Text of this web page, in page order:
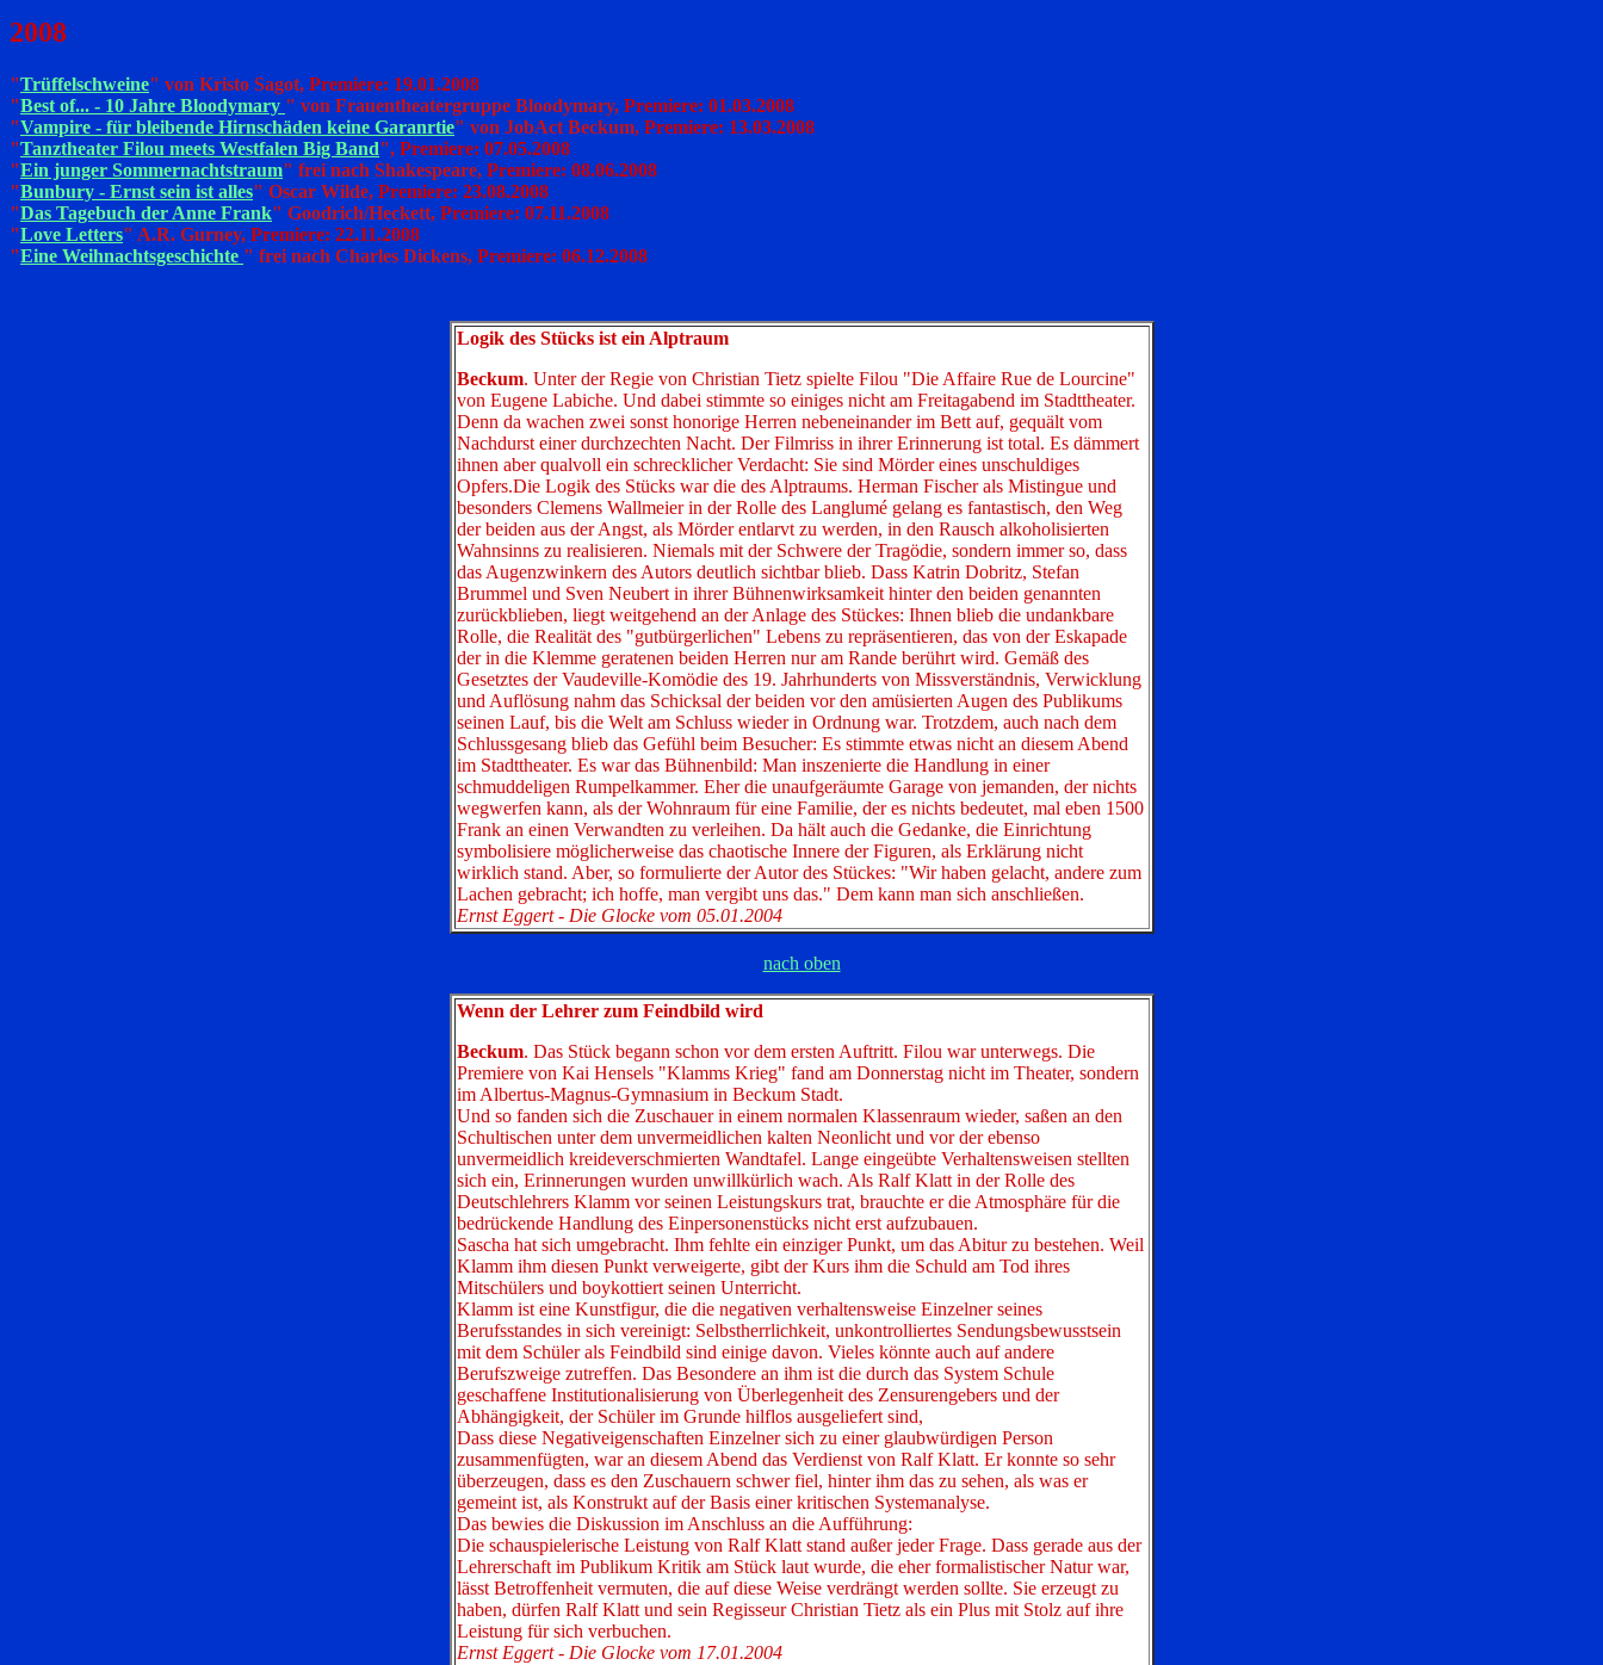
2008
"Trüffelschweine" von Kristo Sagot, Premiere: 19.01.2008
"Best of... - 10 Jahre Bloodymary " von Frauentheatergruppe Bloodymary, Premiere: 01.03.2008
"Vampire - für bleibende Hirnschäden keine Garanrtie" von JobAct Beckum, Premiere: 13.03.2008
"Tanztheater Filou meets Westfalen Big Band", Premiere: 07.05.2008
"Ein junger Sommernachtstraum" frei nach Shakespeare, Premiere: 08.06.2008
"Bunbury - Ernst sein ist alles" Oscar Wilde, Premiere: 23.08.2008
"Das Tagebuch der Anne Frank" Goodrich/Heckett, Premiere: 07.11.2008
"Love Letters" A.R. Gurney, Premiere: 22.11.2008
"Eine Weihnachtsgeschichte " frei nach Charles Dickens, Premiere: 06.12.2008
Logik des Stücks ist ein Alptraum
Beckum. Unter der Regie von Christian Tietz spielte Filou "Die Affaire Rue de Lourcine"
von Eugene Labiche. Und dabei stimmte so einiges nicht am Freitagabend im Stadttheater.
Denn da wachen zwei sonst honorige Herren nebeneinander im Bett auf, gequält vom
Nachdurst einer durchzechten Nacht. Der Filmriss in ihrer Erinnerung ist total. Es dämmert
ihnen aber qualvoll ein schrecklicher Verdacht: Sie sind Mörder eines unschuldiges
Opfers.Die Logik des Stücks war die des Alptraums. Herman Fischer als Mistingue und
besonders Clemens Wallmeier in der Rolle des Langlumé gelang es fantastisch, den Weg
der beiden aus der Angst, als Mörder entlarvt zu werden, in den Rausch alkoholisierten
Wahnsinns zu realisieren. Niemals mit der Schwere der Tragödie, sondern immer so, dass
das Augenzwinkern des Autors deutlich sichtbar blieb. Dass Katrin Dobritz, Stefan
Brummel und Sven Neubert in ihrer Bühnenwirksamkeit hinter den beiden genannten
zurückblieben, liegt weitgehend an der Anlage des Stückes: Ihnen blieb die undankbare
Rolle, die Realität des "gutbürgerlichen" Lebens zu repräsentieren, das von der Eskapade
der in die Klemme geratenen beiden Herren nur am Rande berührt wird. Gemäß des
Gesetztes der Vaudeville-Komödie des 19. Jahrhunderts von Missverständnis, Verwicklung
und Auflösung nahm das Schicksal der beiden vor den amüsierten Augen des Publikums
seinen Lauf, bis die Welt am Schluss wieder in Ordnung war. Trotzdem, auch nach dem
Schlussgesang blieb das Gefühl beim Besucher: Es stimmte etwas nicht an diesem Abend
im Stadttheater. Es war das Bühnenbild: Man inszenierte die Handlung in einer
schmuddeligen Rumpelkammer. Eher die unaufgeräumte Garage von jemanden, der nichts
wegwerfen kann, als der Wohnraum für eine Familie, der es nichts bedeutet, mal eben 1500
Frank an einen Verwandten zu verleihen. Da hält auch die Gedanke, die Einrichtung
symbolisiere möglicherweise das chaotische Innere der Figuren, als Erklärung nicht
wirklich stand. Aber, so formulierte der Autor des Stückes: "Wir haben gelacht, andere zum
Lachen gebracht; ich hoffe, man vergibt uns das." Dem kann man sich anschließen.
Ernst Eggert - Die Glocke vom 05.01.2004
nach oben
Wenn der Lehrer zum Feindbild wird
Beckum. Das Stück begann schon vor dem ersten Auftritt. Filou war unterwegs. Die
Premiere von Kai Hensels "Klamms Krieg" fand am Donnerstag nicht im Theater, sondern
im Albertus-Magnus-Gymnasium in Beckum Stadt.
Und so fanden sich die Zuschauer in einem normalen Klassenraum wieder, saßen an den
Schultischen unter dem unvermeidlichen kalten Neonlicht und vor der ebenso
unvermeidlich kreideverschmierten Wandtafel. Lange eingeübte Verhaltensweisen stellten
sich ein, Erinnerungen wurden unwillkürlich wach. Als Ralf Klatt in der Rolle des
Deutschlehrers Klamm vor seinen Leistungskurs trat, brauchte er die Atmosphäre für die
bedrückende Handlung des Einpersonenstücks nicht erst aufzubauen.
Sascha hat sich umgebracht. Ihm fehlte ein einziger Punkt, um das Abitur zu bestehen. Weil
Klamm ihm diesen Punkt verweigerte, gibt der Kurs ihm die Schuld am Tod ihres
Mitschülers und boykottiert seinen Unterricht.
Klamm ist eine Kunstfigur, die die negativen verhaltensweise Einzelner seines
Berufsstandes in sich vereinigt: Selbstherrlichkeit, unkontrolliertes Sendungsbewusstsein
mit dem Schüler als Feindbild sind einige davon. Vieles könnte auch auf andere
Berufszweige zutreffen. Das Besondere an ihm ist die durch das System Schule
geschaffene Institutionalisierung von Überlegenheit des Zensurengebers und der
Abhängigkeit, der Schüler im Grunde hilflos ausgeliefert sind,
Dass diese Negativeigenschaften Einzelner sich zu einer glaubwürdigen Person
zusammenfügten, war an diesem Abend das Verdienst von Ralf Klatt. Er konnte so sehr
überzeugen, dass es den Zuschauern schwer fiel, hinter ihm das zu sehen, als was er
gemeint ist, als Konstrukt auf der Basis einer kritischen Systemanalyse.
Das bewies die Diskussion im Anschluss an die Aufführung:
Die schauspielerische Leistung von Ralf Klatt stand außer jeder Frage. Dass gerade aus der
Lehrerschaft im Publikum Kritik am Stück laut wurde, die eher formalistischer Natur war,
lässt Betroffenheit vermuten, die auf diese Weise verdrängt werden sollte. Sie erzeugt zu
haben, dürfen Ralf Klatt und sein Regisseur Christian Tietz als ein Plus mit Stolz auf ihre
Leistung für sich verbuchen.
Ernst Eggert - Die Glocke vom 17.01.2004